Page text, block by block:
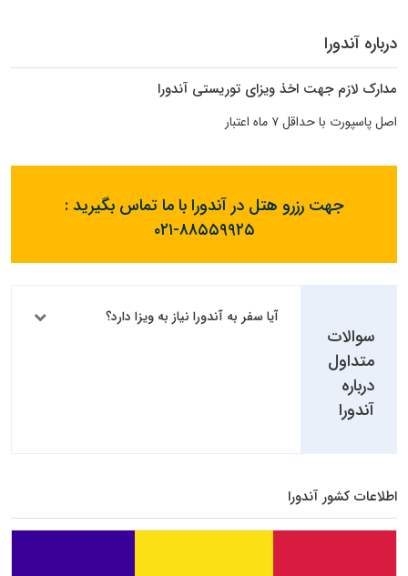
درباره آندورا
مدارک لازم جهت اخذ ویزای توریستی آندورا
اصل پاسپورت با حداقل ۷ ماه اعتبار
جهت رزرو هتل در آندورا با ما تماس بگیرید :
۰۲۱-۸۸۵۵۹۹۲۵
سوالات
متداول
درباره
آندورا
آیا سفر به آندورا نیاز به ویزا دارد؟
اطلاعات کشور آندورا